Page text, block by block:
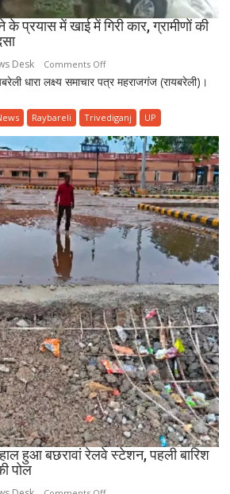
प्रयास में खाई में गिरी कार, ग्रामीणों की
Desk Comments Offon
तेज
वाहन
बचने
के
प्रयास
में
खाई
ग्रामीणों
की
तत्परता
से
टला
बड़ा
हादसा
धारा लक्ष्य समाचार पत्र महराजगंज (रायबरेली)।
Raybareli Trivediganj UP
हुआ बछरावां रेलवे स्टेशन, पहली बारिश
पोल